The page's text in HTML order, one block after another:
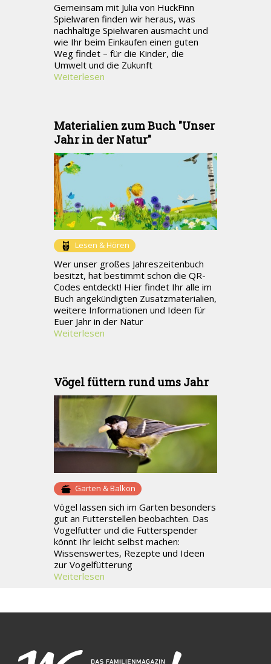
Gemeinsam mit Julia von HuckFinn
Spielwaren finden wir heraus, was
nachhaltige Spielwaren ausmacht und
wie Ihr beim Einkaufen einen guten
Weg findet – für die Kinder, die
Umwelt und die Zukunft
Weiterlesen
Materialien zum Buch "Unser
Jahr in der Natur"
Lesen & Hören
Wer unser großes Jahreszeitenbuch
besitzt, hat bestimmt schon die QR-
Codes entdeckt! Hier findet Ihr alle im
Buch angekündigten Zusatzmaterialien,
weitere Informationen und Ideen für
Euer Jahr in der Natur
Weiterlesen
Vögel füttern rund ums Jahr
Garten & Balkon
Vögel lassen sich im Garten besonders
gut an Futterstellen beobachten. Das
Vogelfutter und die Futterspender
könnt Ihr leicht selbst machen:
Wissenswertes, Rezepte und Ideen
zur Vogelfütterung
Weiterlesen